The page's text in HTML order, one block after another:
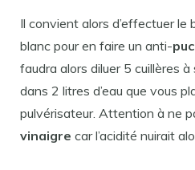
Il convient alors d’effectuer le
blanc pour en faire un anti-
faudra alors diluer 5 cuillères à
dans 2 litres d’eau que vous
pulvérisateur. Attention à ne
vinaigre car l’acidité nuirait